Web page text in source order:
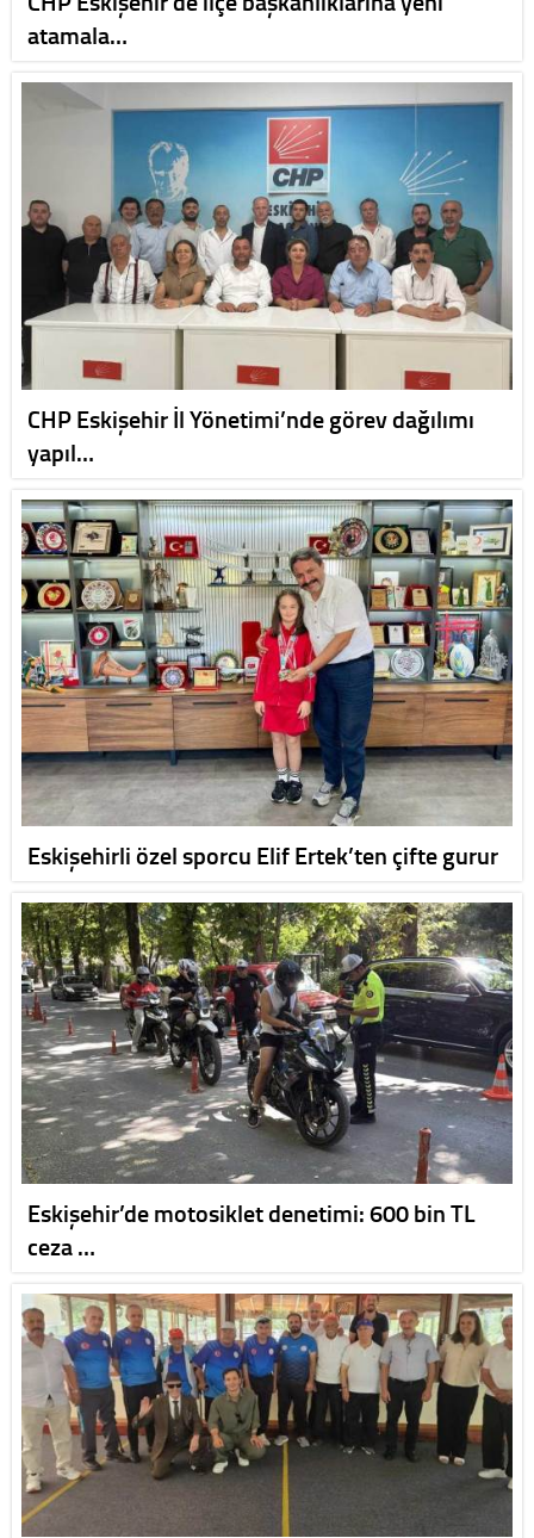
atamala…
CHP Eskişehir İl Yönetimi’nde görev dağılımı
yapıl…
Eskişehirli özel sporcu Elif Ertek’ten çifte gurur
Eskişehir’de motosiklet denetimi: 600 bin TL
ceza …